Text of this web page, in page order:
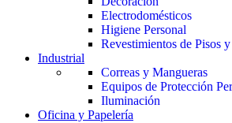
Electrodomésticos
Higiene Personal
Revestimientos de Pisos y
Industrial
Correas y Mangueras
Equipos de Protección
Iluminación
Oficina y Papelería